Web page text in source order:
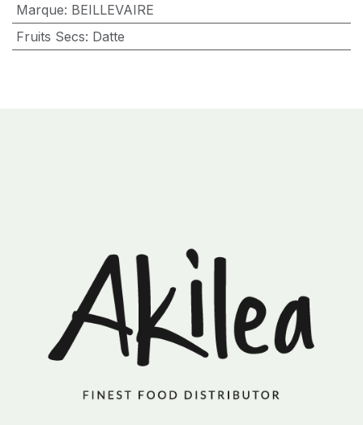
Marque: BEILLEVAIRE
Fruits Secs: Datte